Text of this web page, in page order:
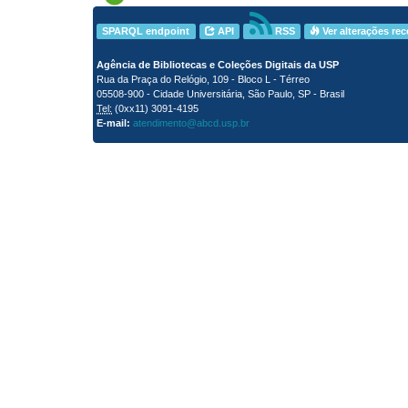
SPARQL endpoint API RSS Ver alterações
Agência de Bibliotecas e Coleções Digitais da USP
Rua da Praça do Relógio, 109 - Bloco L - Térreo
05508-900 - Cidade Universitária, São Paulo, SP - Brasil
Tel: (0xx11) 3091-4195
E-mail: atendimento@abcd.usp.br